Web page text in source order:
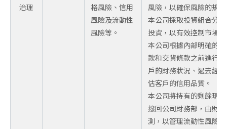
治理
格風險、信用
風險及流動性
風險等。
風險，以確保風險的規
本公司採取投資組合分
投資，以有效控制市場
本公司根據內部明確的
款和交貨條款之前進行
戶的財務狀況、過去經
估客戶的信用品質。
本公司將持有的剩餘現
撥回公司財務部，由財
測，以管理流動性風險。